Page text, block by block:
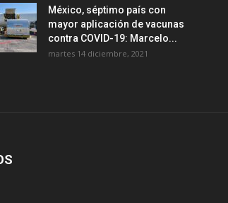
México, séptimo país con
mayor aplicación de vacunas
contra COVID-19: Marcelo...
martes 14 diciembre, 2021